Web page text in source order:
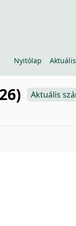
Nyitólap Aktuális
Aktuális